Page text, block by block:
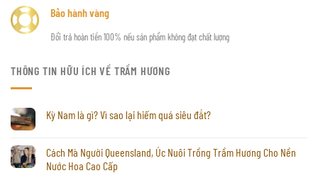
Bảo hành vàng
Đổi trả hoàn tiền 100% nếu sản phẩm không đạt chất lượng
THÔNG TIN HỮU ÍCH VỀ TRẦM HƯƠNG
Kỳ Nam là gì? Vì sao lại hiếm quá siêu đắt?
Cách Mà Người Queensland, Úc Nuôi Trồng Trầm Hương Cho Nền
Nước Hoa Cao Cấp